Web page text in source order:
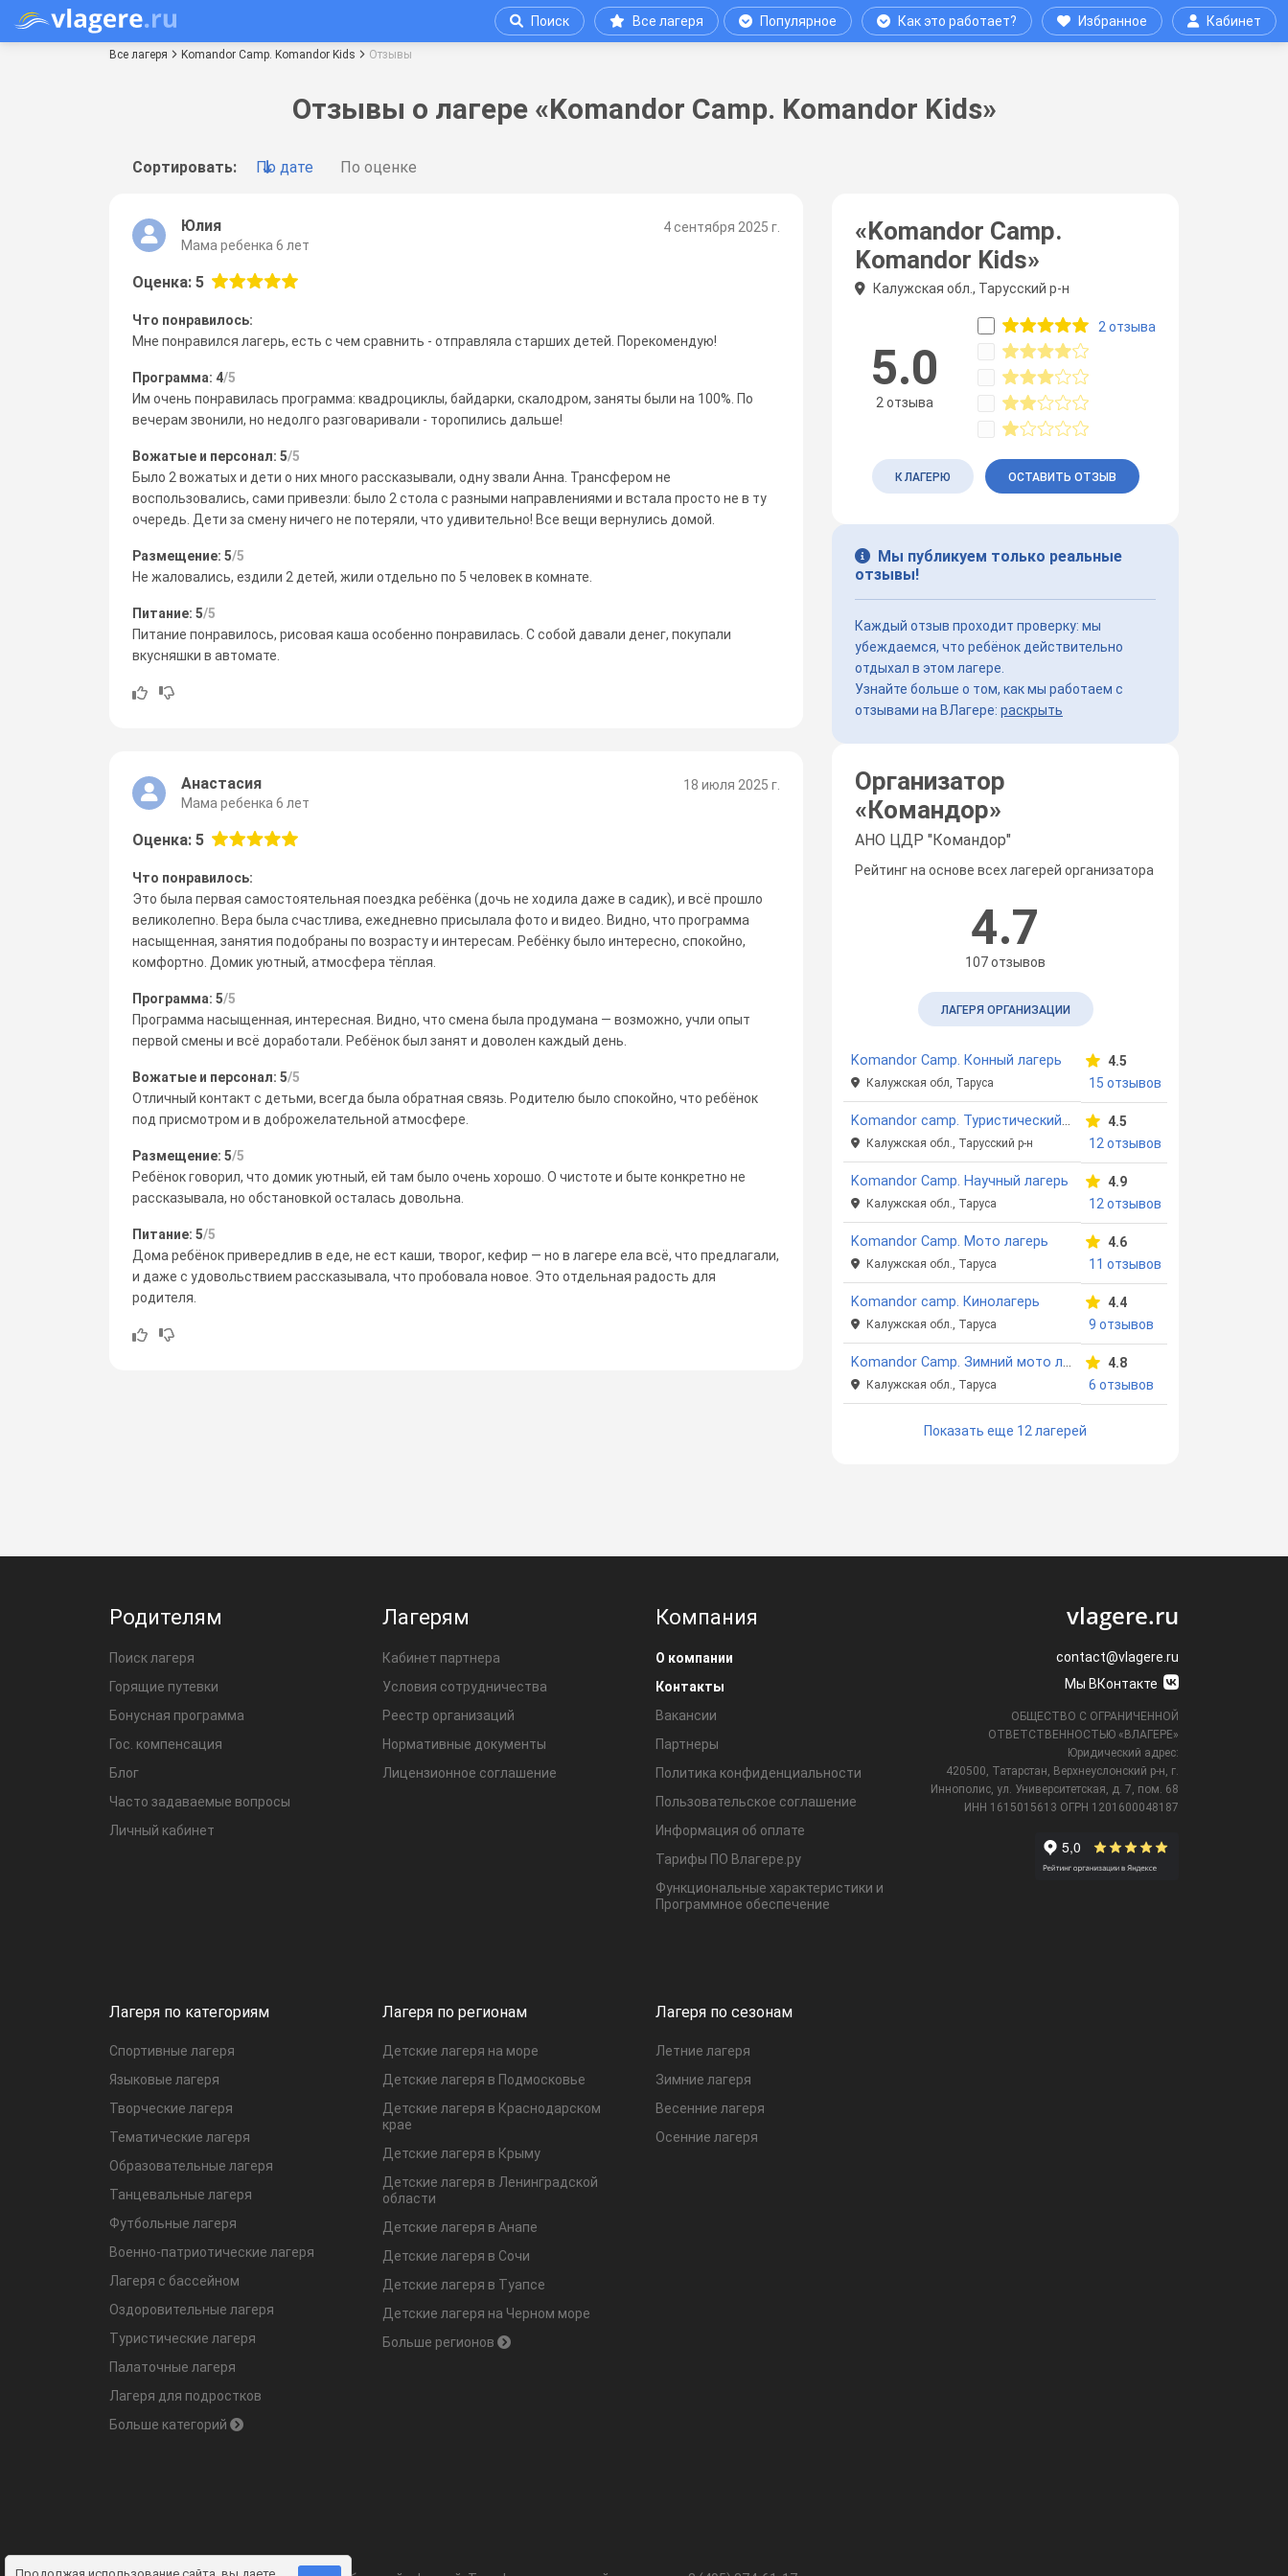
Поиск Все лагеря Популярное Как это работает? Избранное Кабинет
Все лагеря Komandor Сamp. Komandor Kids Отзывы
Отзывы о лагере «Komandor Сamp. Komandor Kids»
Сортировать: По дате По оценке
4 сентября 2025 г.
Юлия
Мама ребенка 6 лет
Оценка: 5
Что понравилось:
Мне понравился лагерь, есть с чем сравнить - отправляла старших детей. Порекомендую!
Программа: 4/5
Им очень понравилась программа: квадроциклы, байдарки, скалодром, заняты были на 100%. По
вечерам звонили, но недолго разговаривали - торопились дальше!
Вожатые и персонал: 5/5
Было 2 вожатых и дети о них много рассказывали, одну звали Анна. Трансфером не
воспользовались, сами привезли: было 2 стола с разными направлениями и встала просто не в ту
очередь. Дети за смену ничего не потеряли, что удивительно! Все вещи вернулись домой.
Размещение: 5/5
Не жаловались, ездили 2 детей, жили отдельно по 5 человек в комнате.
Питание: 5/5
Питание понравилось, рисовая каша особенно понравилась. С собой давали денег, покупали
вкусняшки в автомате.
18 июля 2025 г.
Анастасия
Мама ребенка 6 лет
Оценка: 5
Что понравилось:
Это была первая самостоятельная поездка ребёнка (дочь не ходила даже в садик), и всё прошло
великолепно. Вера была счастлива, ежедневно присылала фото и видео. Видно, что программа
насыщенная, занятия подобраны по возрасту и интересам. Ребёнку было интересно, спокойно,
комфортно. Домик уютный, атмосфера тёплая.
Программа: 5/5
Программа насыщенная, интересная. Видно, что смена была продумана — возможно, учли опыт
первой смены и всё доработали. Ребёнок был занят и доволен каждый день.
Вожатые и персонал: 5/5
Отличный контакт с детьми, всегда была обратная связь. Родителю было спокойно, что ребёнок
под присмотром и в доброжелательной атмосфере.
Размещение: 5/5
Ребёнок говорил, что домик уютный, ей там было очень хорошо. О чистоте и быте конкретно не
рассказывала, но обстановкой осталась довольна.
Питание: 5/5
Дома ребёнок привередлив в еде, не ест каши, творог, кефир — но в лагере ела всё, что предлагали,
и даже с удовольствием рассказывала, что пробовала новое. Это отдельная радость для
родителя.
«Komandor Сamp.
Komandor Kids»
Калужская обл., Тарусский р-н
5.0
2 отзыва
2 отзыва
К ЛАГЕРЮ ОСТАВИТЬ ОТЗЫВ
Мы публикуем только реальные
отзывы!
Каждый отзыв проходит проверку: мы
убеждаемся, что ребёнок действительно
отдыхал в этом лагере.
Узнайте больше о том, как мы работаем с
отзывами на ВЛагере: раскрыть
Организатор
«Командор»
АНО ЦДР "Командор"
Рейтинг на основе всех лагерей организатора
4.7
107 отзывов
ЛАГЕРЯ ОРГАНИЗАЦИИ
Komandor Camp. Конный лагерь
Калужская обл, Таруса
4.5
15 отзывов
Komandor camp. Туристический лагерь
Калужская обл., Тарусский р-н
4.5
12 отзывов
Komandor Camp. Научный лагерь
Калужская обл., Таруса
4.9
12 отзывов
Komandor Camp. Мото лагерь
Калужская обл., Таруса
4.6
11 отзывов
Komandor camp. Кинолагерь
Калужская обл., Таруса
4.4
9 отзывов
Komandor Camp. Зимний мото лагерь
Калужская обл., Таруса
4.8
6 отзывов
Показать еще 12 лагерей
Родителям
Поиск лагеря
Горящие путевки
Бонусная программа
Гос. компенсация
Блог
Часто задаваемые вопросы
Личный кабинет
Лагерям
Кабинет партнера
Условия сотрудничества
Реестр организаций
Нормативные документы
Лицензионное соглашение
Компания
О компании
Контакты
Вакансии
Партнеры
Политика конфиденциальности
Пользовательское соглашение
Информация об оплате
Тарифы ПО Влагере.ру
Функциональные характеристики и
Программное обеспечение
Лагеря по категориям
Спортивные лагеря
Языковые лагеря
Творческие лагеря
Тематические лагеря
Образовательные лагеря
Танцевальные лагеря
Футбольные лагеря
Военно-патриотические лагеря
Лагеря с бассейном
Оздоровительные лагеря
Туристические лагеря
Палаточные лагеря
Лагеря для подростков
Больше категорий
Лагеря по регионам
Детские лагеря на море
Детские лагеря в Подмосковье
Детские лагеря в Краснодарском
крае
Детские лагеря в Крыму
Детские лагеря в Ленинградской
области
Детские лагеря в Анапе
Детские лагеря в Сочи
Детские лагеря в Туапсе
Детские лагеря на Черном море
Больше регионов
Лагеря по сезонам
Летние лагеря
Зимние лагеря
Весенние лагеря
Осенние лагеря
vlagere.ru
contact@vlagere.ru
Мы ВКонтакте
ОБЩЕСТВО С ОГРАНИЧЕННОЙ
ОТВЕТСТВЕННОСТЬЮ «ВЛАГЕРЕ»
Юридический адрес:
420500, Татарстан, Верхнеуслонский р-н, г.
Иннополис, ул. Университетская,
д. 7, пом. 68
ИНН 1615015613 ОГРН 1201600048187